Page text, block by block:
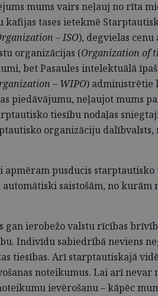
mums vairs neļauj no rīta
kafijas tases ietekmē
– ISO), degvielas
organizācijas (Organization of
bet Pasaules intelektuālā
– WIPO) administrētie
piedāvājumu, neļaujot mums
tiesību nodaļas
organizāciju dalībvalsts,
apmēram pusducis
saistošām, no kurām
gan ierobežo valstu rīcības
Indivīdu sabiedrībā neviens
tiesības. Arī starptautiskajā
noteikumus. Lai arī nevar
ievērošanu – kāpēc